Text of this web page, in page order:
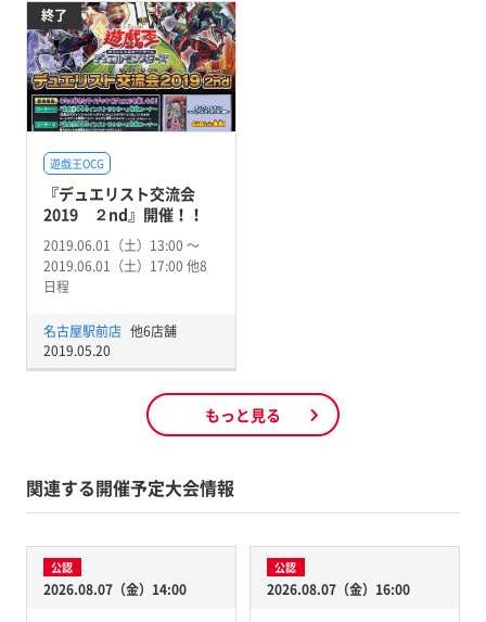
終了
遊戯王OCG
『デュエリスト交流会
2019 ２nd』開催！！
2019.06.01（土）13:00 〜
2019.06.01（土）17:00 他8
日程
名古屋駅前店 他6店舗
2019.05.20
もっと見る
関連する開催予定大会情報
公認
2026.08.07（金）14:00
公認
2026.08.07（金）16:00